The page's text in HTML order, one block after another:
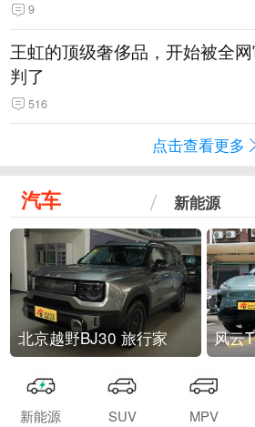
9
王虹的顶级奢侈品，开始被全
判了
516
点击查看更多
汽车 新能源
北京越野BJ30 旅行家 风云
新能源 SUV MPV